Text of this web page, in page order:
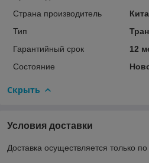
Страна производитель
Тип
Гарантийный срок
12
Состояние
Скрыть
Условия доставки
Доставка осуществляется только